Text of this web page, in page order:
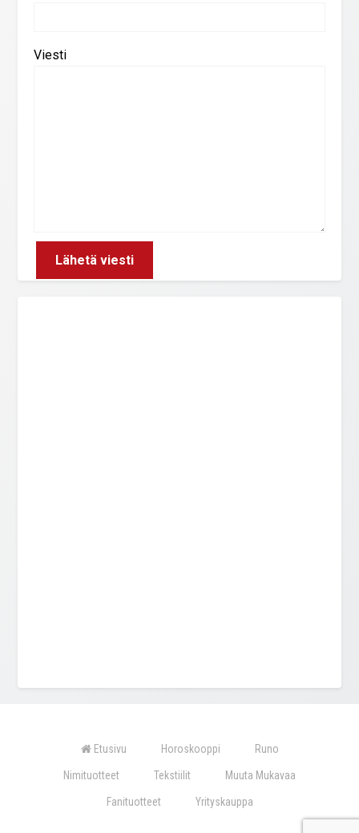
Viesti
Etusivu Horoskooppi Runo
Nimituotteet Tekstiilit Muuta Mukavaa
Fanituotteet Yrityskauppa